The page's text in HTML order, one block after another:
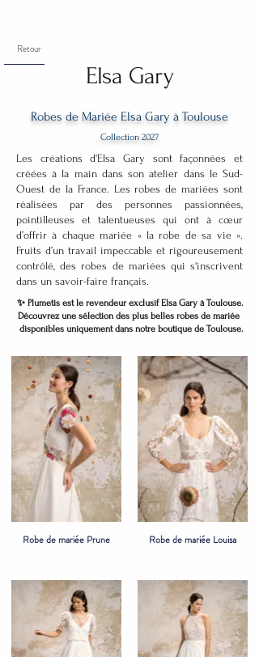
Retour
Elsa Gary
Robes de Mariée Elsa Gary à Toulouse
Collection 2027
Les créations d'Elsa Gary sont façonnées et
créées à la main dans son atelier dans le Sud-
Ouest de la France. Les robes de mariées sont
réalisées par des personnes passionnées,
pointilleuses et talentueuses qui ont à cœur
d’offrir à chaque mariée « la robe de sa vie ».
Fruits d’un travail impeccable et rigoureusement
contrôlé, des robes de mariées qui s'inscrivent
dans un savoir-faire français.
✨ Plumetis est le revendeur exclusif Elsa Gary à Toulouse.
Découvrez une sélection des plus belles robes de mariée
disponibles uniquement dans notre boutique de Toulouse.
Robe de mariée Prune Robe de mariée Louisa